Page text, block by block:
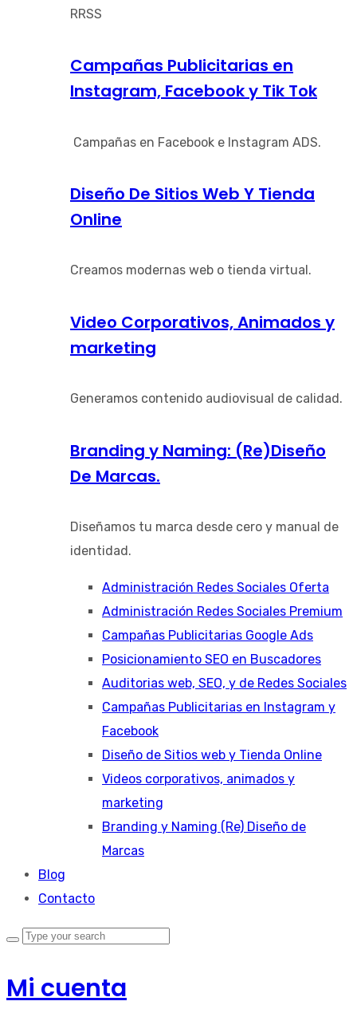
RRSS
Campañas Publicitarias en
Instagram, Facebook y Tik Tok
Campañas en Facebook e Instagram ADS.
Diseño De Sitios Web Y Tienda
Online
Creamos modernas web o tienda virtual.
Video Corporativos, Animados y
marketing
Generamos contenido audiovisual de calidad.
Branding y Naming: (Re)Diseño
De Marcas.
Diseñamos tu marca desde cero y manual de
identidad.
Administración Redes Sociales Oferta
Administración Redes Sociales Premium
Campañas Publicitarias Google Ads
Posicionamiento SEO en Buscadores
Auditorias web, SEO, y de Redes Sociales
Campañas Publicitarias en Instagram y
Facebook
Diseño de Sitios web y Tienda Online
Videos corporativos, animados y
marketing
Branding y Naming (Re) Diseño de
Marcas
Blog
Contacto
Mi cuenta